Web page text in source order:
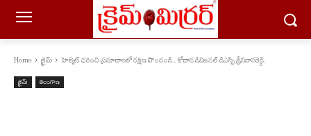
Home క్రైమ్ హెల్మెట్ ధరించి ప్రమాదాలలో రక్షణ పొందండి... కోదాడ డివిజనల్ డిఎస్పి శ్రీనివాసరెడ్డి.
క్రైమ్ తెలంగాణ